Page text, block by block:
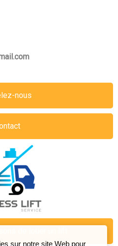
nous
sur notre site Web pour